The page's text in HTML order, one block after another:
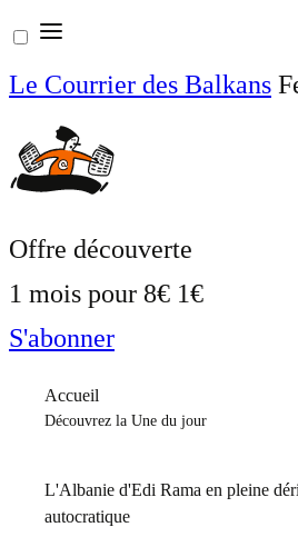
Aller
au
contenu
Le Courrier des Balkans
Offre découverte
1 mois pour 8€ 1€
S'abonner
Accueil
Découvrez la Une du jour
L'Albanie d'Edi Rama en pleine
autocratique